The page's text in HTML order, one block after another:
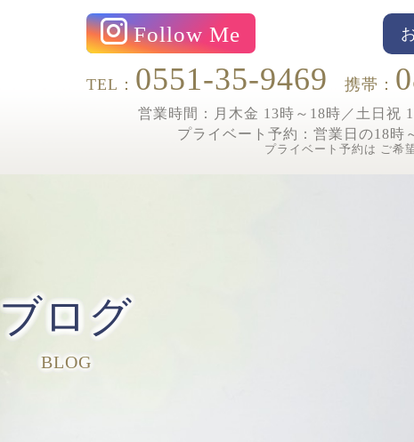
Follow Me
TEL： 0551-35-9469 携帯：
営業時間：月木金 13時～18時／土日祝
プライベート予約： 営業日の18時
プライベート予約は ご希
ブログ
BLOG